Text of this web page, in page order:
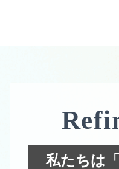
私たちは